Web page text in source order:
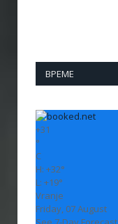
ВРЕМЕ
+31
°
C
H: +32°
L: +19°
Vranje
Friday, 07 August